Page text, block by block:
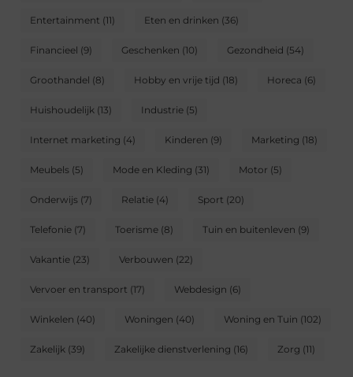
Entertainment (11) Eten en drinken (36)
Financieel (9) Geschenken (10) Gezondheid (54)
Groothandel (8) Hobby en vrije tijd (18) Horeca (6)
Huishoudelijk (13) Industrie (5)
Internet marketing (4) Kinderen (9) Marketing (18)
Meubels (5) Mode en Kleding (31) Motor (5)
Onderwijs (7) Relatie (4) Sport (20)
Telefonie (7) Toerisme (8) Tuin en buitenleven (9)
Vakantie (23) Verbouwen (22)
Vervoer en transport (17) Webdesign (6)
Winkelen (40) Woningen (40) Woning en Tuin (102)
Zakelijk (39) Zakelijke dienstverlening (16) Zorg (11)